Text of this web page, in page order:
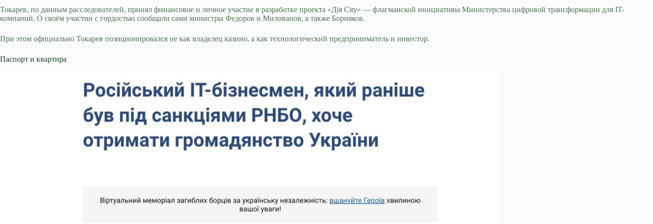
Токарев, по данным расследователей, принял финансовое и личное участие в разработке проекта «Дія City» — флагманской инициативы Министерства цифровой трансформации для IT-
компаний. О своём участии с гордостью сообщали сами министры Федоров и Милованов, а также Борняков.
При этом официально Токарев позиционировался не как владелец казино, а как технологический предприниматель и инвестор.
Паспорт и квартира